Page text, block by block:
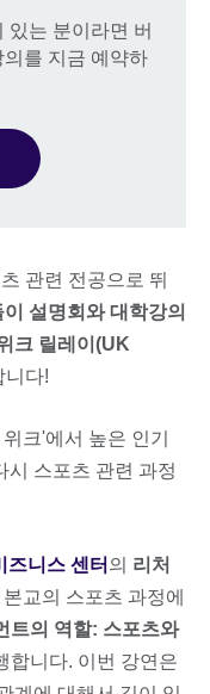
있는 분이라면 버
를 지금 예약하
관련 전공으로 뛰
설명회와 대학강의
크 릴레이(UK
니다!
크'에서 높은 인기
시 스포츠 관련 과정
즈니스 센터 의 리처
교의 스포츠 과정에
트의 역할: 스포츠와
합니다. 이번 강연은